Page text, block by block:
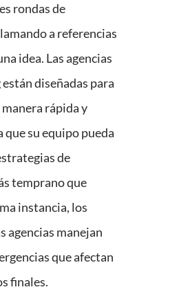
rondas de
a referencias
idea. Las agencias
diseñadas para
rápida y
que su equipo pueda
de
temprano que
instancia, los
agencias manejan
que afectan
finales.